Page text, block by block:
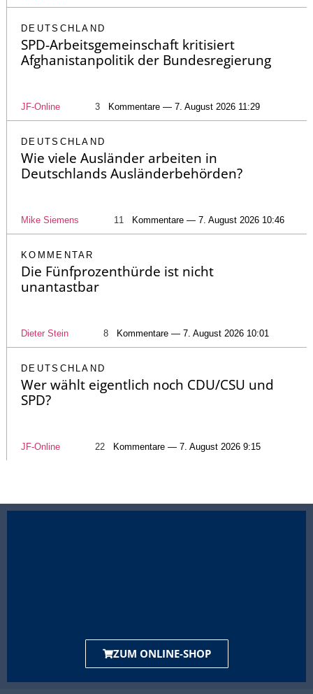
DEUTSCHLAND
SPD-Arbeitsgemeinschaft kritisiert
Afghanistanpolitik der Bundesregierung
JF-Online 3 Kommentare — 7. August 2026 11:29
DEUTSCHLAND
Wie viele Ausländer arbeiten in
Deutschlands Ausländerbehörden?
Mike Siemens 11 Kommentare — 7. August 2026 10:46
KOMMENTAR
Die Fünfprozenthürde ist nicht
unantastbar
Dieter Stein 8 Kommentare — 7. August 2026 10:01
DEUTSCHLAND
Wer wählt eigentlich noch CDU/CSU und
SPD?
JF-Online 22 Kommentare — 7. August 2026 9:15
ZUM ONLINE-SHOP